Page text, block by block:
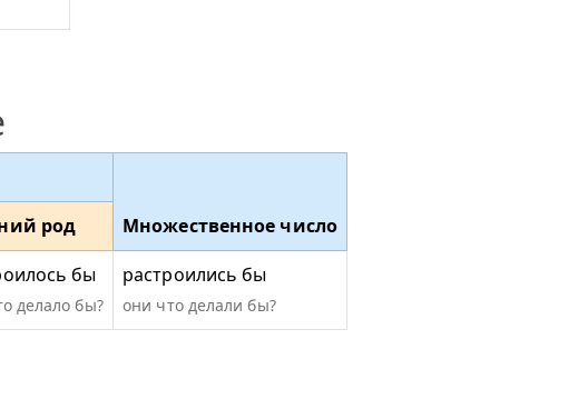
Множественное число
род
бы
делало бы?
растроились бы
они что делали бы?